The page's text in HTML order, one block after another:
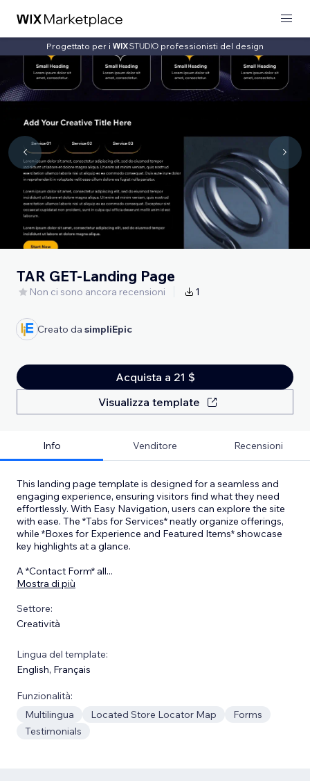
Progettato per i professionisti del design
TAR GET-Landing Page
Non ci sono ancora recensioni 1
Creato da simpliEpic
Acquista a 21 $
Visualizza template
Info Venditore Recensioni
This landing page template is designed for a seamless and
engaging experience, ensuring visitors find what they need
effortlessly. With Easy Navigation, users can explore the site
with ease. The *Tabs for Services* neatly organize offerings,
while *Boxes for Experience and Featured Items* showcase
key highlights at a glance.
A *Contact Form* all...
Mostra di più
Settore:
Creatività
Lingua del template:
English, Français
Funzionalità:
Multilingua
Located Store Locator Map
Forms
Testimonials